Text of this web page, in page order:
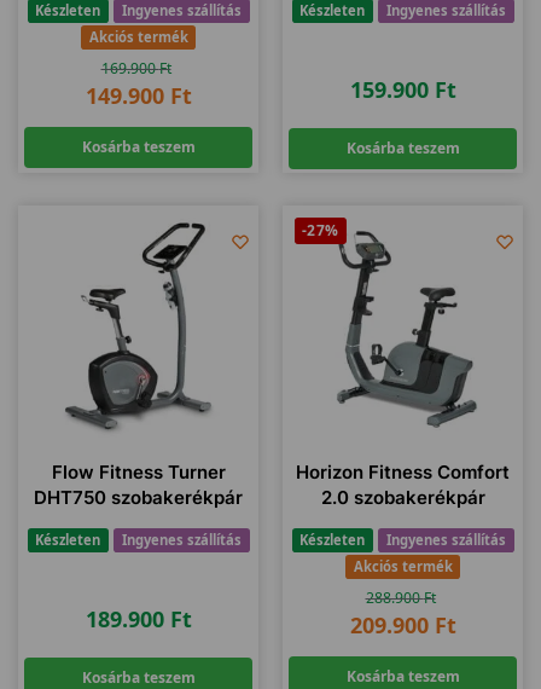
Készleten
Ingyenes szállítás
Akciós termék
169.900Ft
149.900 Ft
Kosárba teszem
Készleten Ingyenes szállítás
159.900 Ft
Kosárba teszem
Flow Fitness Turner
DHT750 szobakerékpár
Készleten Ingyenes szállítás
189.900 Ft
Kosárba teszem
-27%
Horizon Fitness Comfort
2.0 szobakerékpár
Készleten
Ingyenes szállítás
Akciós termék
288.900Ft
209.900 Ft
Kosárba teszem